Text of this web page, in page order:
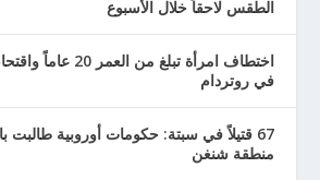
الطقس لاحقاً خلال الأسبوع
اختطاف امرأة تبلغ من
في روتردام
67 قتيلاً في سبتة: حكومات أوروبية طالبت
منطقة شنغن